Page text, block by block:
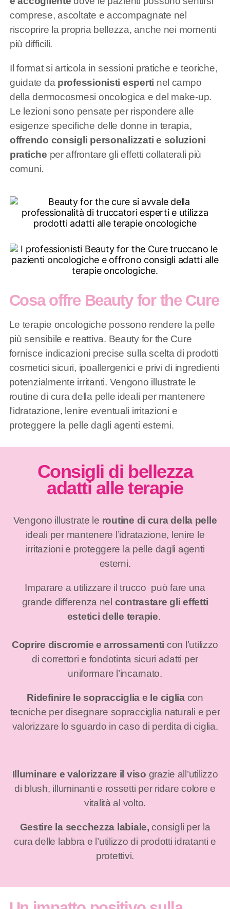
comprese, ascoltate e accompagnate nel
riscoprire la propria bellezza, anche nei momenti
più difficili.
Il format si articola in sessioni pratiche e teoriche,
guidate da professionisti esperti nel campo
della dermocosmesi oncologica e del make-up.
Le lezioni sono pensate per rispondere alle
esigenze specifiche delle donne in terapia,
offrendo consigli personalizzati e soluzioni
pratiche per affrontare gli effetti collaterali più
comuni.
Cosa offre Beauty for the Cure
Le terapie oncologiche possono rendere la pelle
più sensibile e reattiva. Beauty for the Cure
fornisce indicazioni precise sulla scelta di prodotti
cosmetici sicuri, ipoallergenici e privi di ingredienti
potenzialmente irritanti. Vengono illustrate le
routine di cura della pelle ideali per mantenere
l’idratazione, lenire eventuali irritazioni e
proteggere la pelle dagli agenti esterni.
Consigli di bellezza
adatti alle terapie
Vengono illustrate le routine di cura della pelle
ideali per mantenere l’idratazione, lenire le
irritazioni e proteggere la pelle dagli agenti
esterni.
Imparare a utilizzare il trucco può fare una
grande differenza nel contrastare gli effetti
estetici delle terapie.
Coprire discromie e arrossamenti con l’utilizzo
di correttori e fondotinta sicuri adatti per
uniformare l’incarnato.
Ridefinire le sopracciglia e le cigliacon
tecniche per disegnare sopracciglia naturali e per
valorizzare lo sguardo in caso di perdita di ciglia.
Illuminare e valorizzare il viso grazie all’utilizzo
di blush, illuminanti e rossetti per ridare colore e
vitalità al volto.
Gestire la secchezza labiale, consigli per la
cura delle labbra e l’utilizzo di prodotti idratanti e
protettivi.